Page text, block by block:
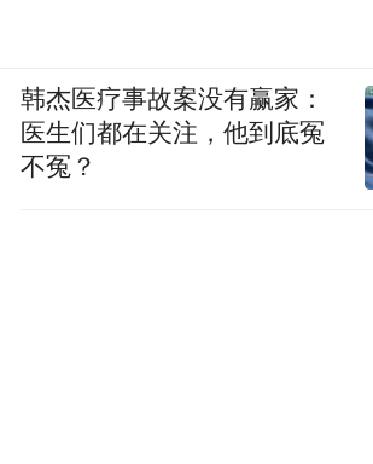
韩杰医疗事故案没有赢家：
医生们都在关注，他到底冤
不冤？